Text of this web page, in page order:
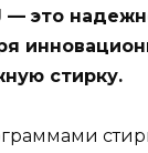
— это
стирку.